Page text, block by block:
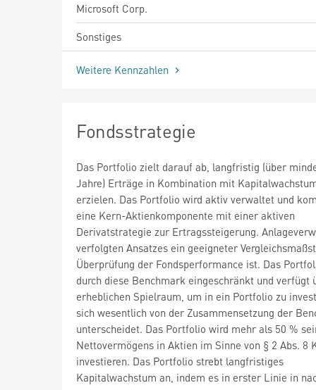
Microsoft Corp.
Sonstiges
Weitere Kennzahlen
Fondsstrategie
Das Portfolio zielt darauf ab, langfristig (über
Jahre) Erträge in Kombination mit
erzielen. Das Portfolio wird aktiv verwaltet und
eine Kern-Aktienkomponente mit einer aktiven
Derivatstrategie zur Ertragssteigerung.
verfolgten Ansatzes ein geeigneter
Überprüfung der Fondsperformance ist. Das
durch diese Benchmark eingeschränkt und verfügt
erheblichen Spielraum, um in ein Portfolio zu
sich wesentlich von der Zusammensetzung der
unterscheidet. Das Portfolio wird mehr als 50 %
Nettovermögens in Aktien im Sinne von § 2 Abs. 8
investieren. Das Portfolio strebt langfristiges
Kapitalwachstum an, indem es in erster Linie in